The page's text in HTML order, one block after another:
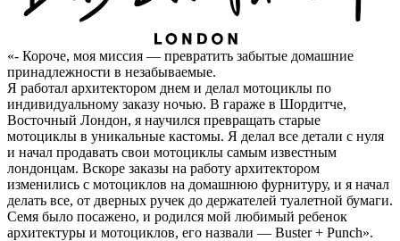
«- Короче, моя миссия — превратить забытые домашние
принадлежности в незабываемые.
Я работал архитектором днем ​​и делал мотоциклы по
индивидуальному заказу ночью. В гараже в Шордитче,
Восточный Лондон, я научился превращать старые
мотоциклы в уникальные кастомы. Я делал все детали с нуля
и начал продавать свои мотоциклы самым известным
лондонцам. Вскоре заказы на работу архитектором
изменились с мотоциклов на домашнюю фурнитуру, и я начал
делать все, от дверных ручек до держателей туалетной бумаги.
Семя было посажено, и родился мой любимый ребенок
архитектуры и мотоциклов, его назвали — Buster + Punch».